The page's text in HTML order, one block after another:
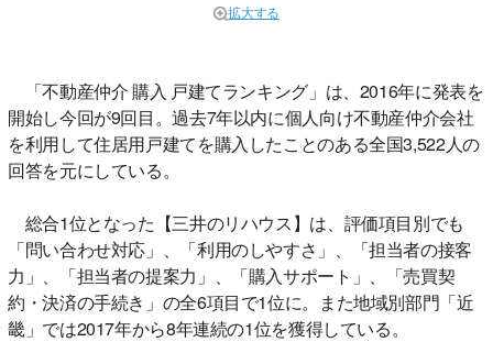
拡大する
「不動産仲介 購入 戸建てランキング」は、2016年に発表を
開始し今回が9回目。過去7年以内に個人向け不動産仲介会社
を利用して住居用戸建てを購入したことのある全国3,522人の
回答を元にしている。
総合1位となった【三井のリハウス】は、評価項目別でも
「問い合わせ対応」、「利用のしやすさ」、「担当者の接客
力」、「担当者の提案力」、「購入サポート」、「売買契
約・決済の手続き」の全6項目で1位に。また地域別部門「近
畿」では2017年から8年連続の1位を獲得している。